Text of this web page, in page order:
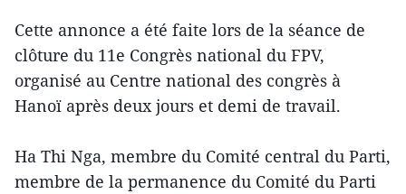
Cette annonce a été faite lors de la séance de
clôture du 11e Congrès national du FPV,
organisé au Centre national des congrès à
Hanoï après deux jours et demi de travail.
Ha Thi Nga, membre du Comité central du Parti,
membre de la permanence du Comité du Parti